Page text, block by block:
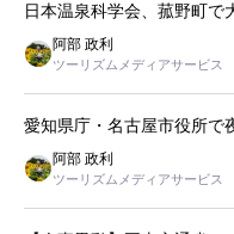
日本温泉科学会、菰野町
阿部 政利
ツーリズムメディアサービス
愛知県庁・名古屋市役所
阿部 政利
ツーリズムメディアサービス